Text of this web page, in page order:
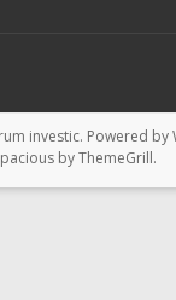
investic. Powered by
byThemeGrill.